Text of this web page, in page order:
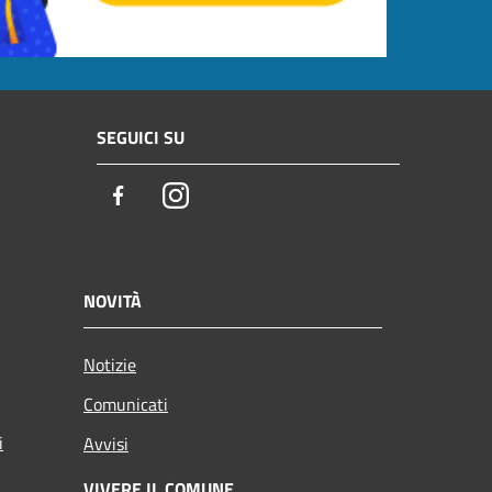
SEGUICI SU
FacebookInstagram
NOVITÀ
Notizie
Comunicati
Avvisi